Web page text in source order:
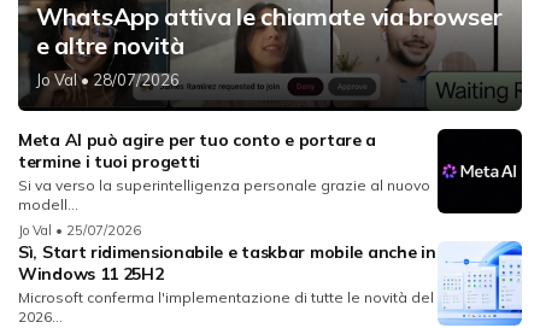
WhatsApp attiva le chiamate via browser
e altre novità
Jo Val• 28/07/2026
Meta AI può agire per tuo conto e portare a
termine i tuoi progetti
Si va verso la superintelligenza personale grazie al nuovo
modell...
Jo Val • 25/07/2026
Sì, Start ridimensionabile e taskbar mobile anche in
Windows 11 25H2
Microsoft conferma l'implementazione di tutte le novità del
2026...